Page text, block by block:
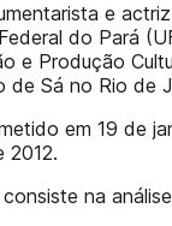
e
do Pará
e Produção
de Sá no Rio de
em 19 de
2012.
na